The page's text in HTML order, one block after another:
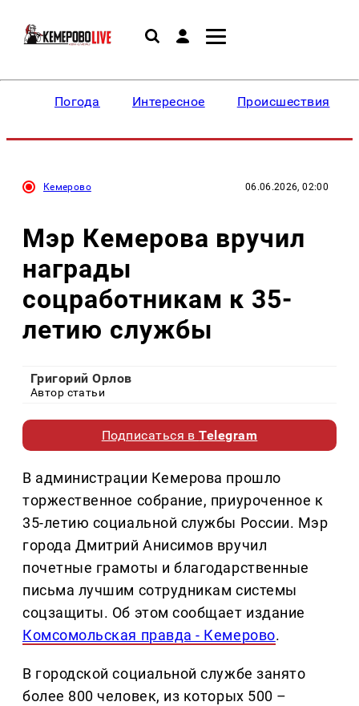
Погода Интересное Происшествия
Кемерово 06.06.2026, 02:00
Мэр Кемерова вручил
награды
соцработникам к 35-
летию службы
Григорий Орлов
Автор статьи
Подписаться вTelegram
В администрации Кемерова прошло
торжественное собрание, приуроченное к
35-летию социальной службы России. Мэр
города Дмитрий Анисимов вручил
почетные грамоты и благодарственные
письма лучшим сотрудникам системы
соцзащиты. Об этом сообщает издание
Комсомольская правда - Кемерово.
В городской социальной службе занято
более 800 человек, из которых 500 –